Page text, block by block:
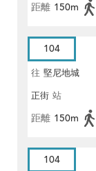
距離 150m
104
往 堅尼地城
正街 站
距離 150m
104